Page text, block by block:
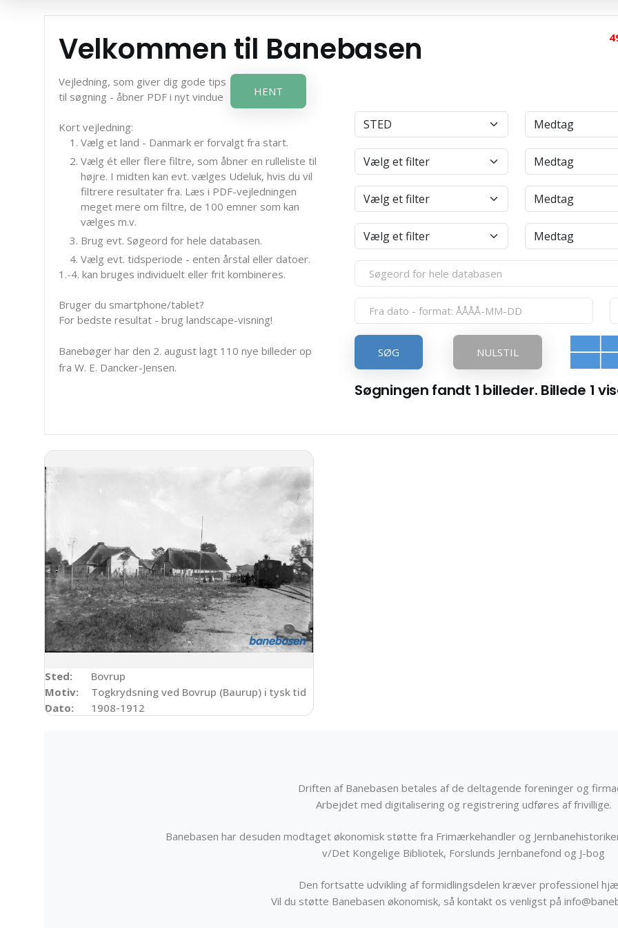
Velkommen til Banebasen
Vejledning, som giver dig gode tips
til søgning - åbner PDF i nyt vindue
HENT
Kort vejledning:
Vælg et land - Danmark er forvalgt fra start.
Vælg ét eller flere filtre, som åbner en rulleliste til
højre. I midten kan evt. vælges Udeluk, hvis du vil
filtrere resultater fra. Læs i PDF-vejledningen
meget mere om filtre, de 100 emner som kan
vælges m.v.
Brug evt. Søgeord for hele databasen.
Vælg evt. tidsperiode - enten årstal eller datoer.
1.-4. kan bruges individuelt eller frit kombineres.
Bruger du smartphone/tablet?
For bedste resultat - brug landscape-visning!
Banebøger har den 2. august lagt 110 nye billeder op
fra W. E. Dancker-Jensen.
SØG NULSTIL
Søgningen fandt 1 billeder. Billede 1
Sted:
Bovrup
Motiv:
Togkrydsning ved Bovrup (Baurup) i tysk tid
Dato:
1908-1912
Driften af Banebasen betales af de deltagende foreninger og
Arbejdet med digitalisering og registrering udføres af frivillige.
Banebasen har desuden modtaget økonomisk støtte fra Frimærkehandler og
v/Det Kongelige Bibliotek, Forslunds Jernbanefond og J-bog
Den fortsatte udvikling af formidlingsdelen kræver professionel
Vil du støtte Banebasen økonomisk, så kontakt os venligst på